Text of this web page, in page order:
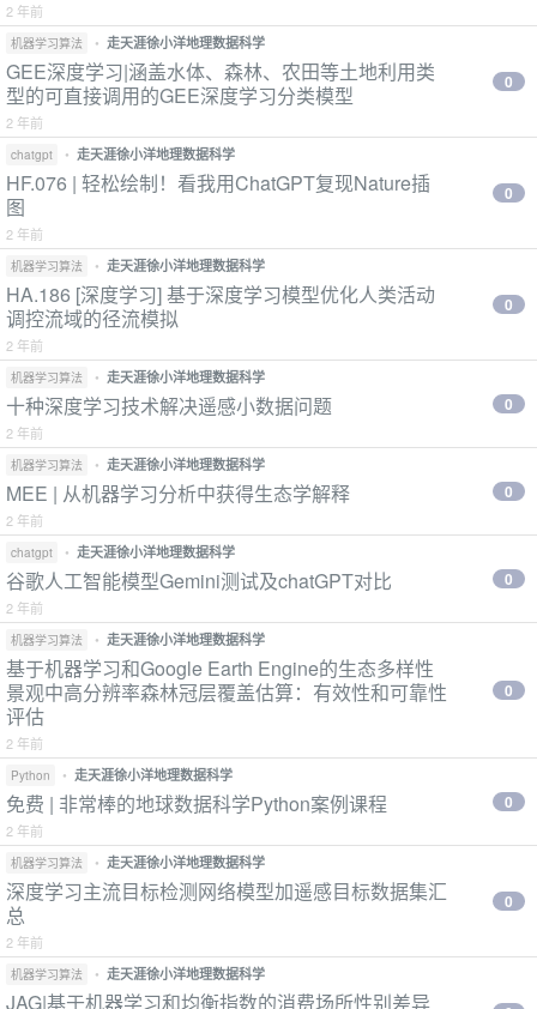
2 年前
机器学习算法 • 走天涯徐小洋地理数据科学
GEE深度学习|涵盖水体、森林、农田等土地利用类
型的可直接调用的GEE深度学习分类模型
2 年前
0
chatgpt • 走天涯徐小洋地理数据科学
HF.076 | 轻松绘制！看我用ChatGPT复现Nature插
图
2 年前
0
机器学习算法 • 走天涯徐小洋地理数据科学
HA.186 [深度学习] 基于深度学习模型优化人类活动
调控流域的径流模拟
2 年前
0
机器学习算法 • 走天涯徐小洋地理数据科学
十种深度学习技术解决遥感小数据问题
2 年前
0
机器学习算法 • 走天涯徐小洋地理数据科学
MEE | 从机器学习分析中获得生态学解释
2 年前
0
chatgpt • 走天涯徐小洋地理数据科学
谷歌人工智能模型Gemini测试及chatGPT对比
2 年前
0
机器学习算法 • 走天涯徐小洋地理数据科学
基于机器学习和Google Earth Engine的生态多样性
景观中高分辨率森林冠层覆盖估算：有效性和可靠性
评估
2 年前
0
Python • 走天涯徐小洋地理数据科学
免费 | 非常棒的地球数据科学Python案例课程
2 年前
0
机器学习算法 • 走天涯徐小洋地理数据科学
深度学习主流目标检测网络模型加遥感目标数据集汇
总
2 年前
0
机器学习算法 • 走天涯徐小洋地理数据科学
JAG|基于机器学习和均衡指数的消费场所性别差异